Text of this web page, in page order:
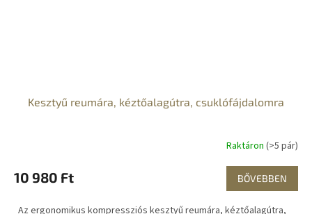
Kesztyű reumára, kéztőalagútra, csuklófájdalomra
Raktáron (>5 pár)
10 980 Ft BŐVEBBEN
Az ergonomikus kompressziós kesztyű reumára, kéztőalagútra,